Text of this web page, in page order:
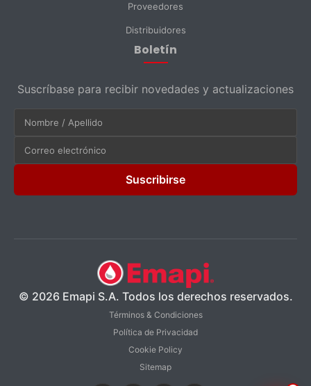
Proveedores
Distribuidores
Boletín
Suscríbase para recibir novedades y actualizaciones
Suscribirse
© 2026 Emapi S.A. Todos los derechos reservados.
Términos & Condiciones
Política de Privacidad
Cookie Policy
Sitemap